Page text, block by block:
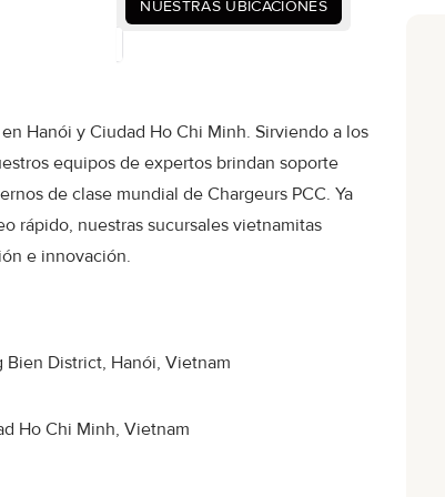
NUESTRAS UBICACIONES
Hanói y Ciudad Ho Chi Minh. Sirviendo a los
equipos de expertos brindan soporte
de clase mundial de Chargeurs PCC. Ya
rápido, nuestras sucursales vietnamitas
e innovación.
Bien District, Hanói, Vietnam
Ho Chi Minh, Vietnam